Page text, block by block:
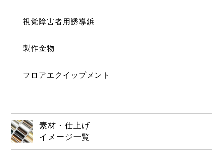
視覚障害者用誘導鋲
製作金物
フロアエクイップメント
素材・仕上げ
イメージ一覧